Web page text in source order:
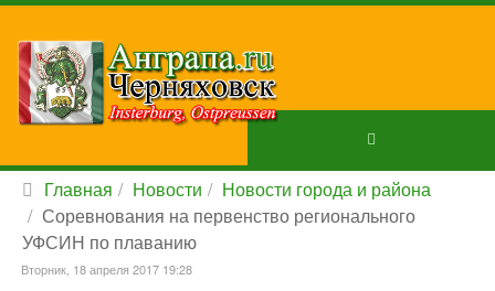
Главная Новости
Новости города и района
Соревнования на первенство регионального
УФСИН по плаванию
Вторник, 18 апреля 2017 19:28